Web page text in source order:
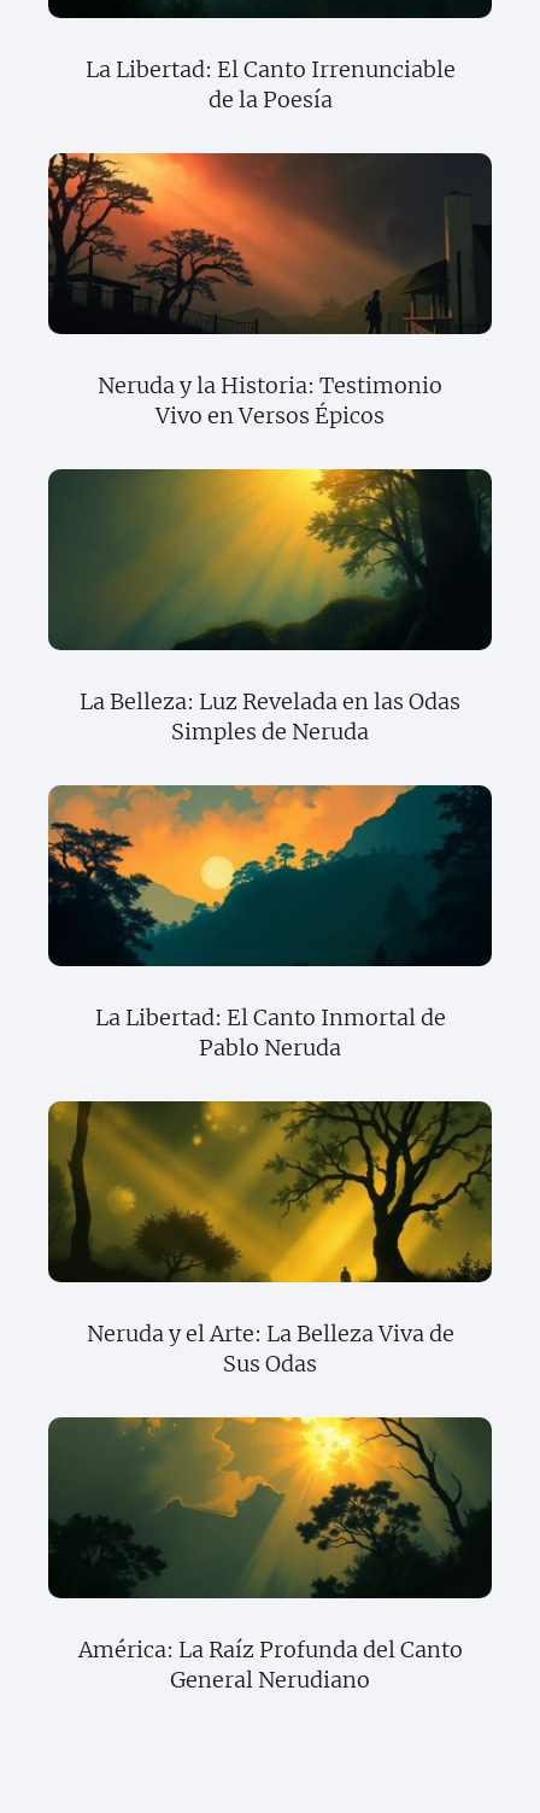
La Libertad: El Canto Irrenunciable
de la Poesía
Neruda y la Historia: Testimonio
Vivo en Versos Épicos
La Belleza: Luz Revelada en las Odas
Simples de Neruda
La Libertad: El Canto Inmortal de
Pablo Neruda
Neruda y el Arte: La Belleza Viva de
Sus Odas
América: La Raíz Profunda del Canto
General Nerudiano